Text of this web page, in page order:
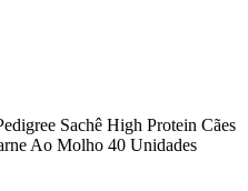
Sachê High Protein Cães
Ao Molho 40 Unidades